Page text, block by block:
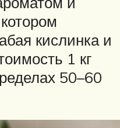
кислинка и
1 кг
50–60